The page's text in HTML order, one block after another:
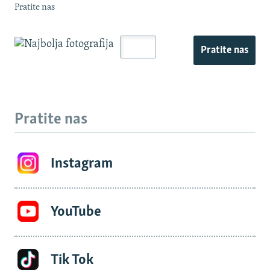
Pratite nas
Pratite nas
Pratite nas
Instagram
YouTube
Tik Tok